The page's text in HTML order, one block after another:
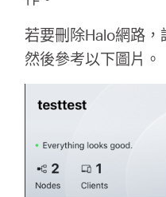
若要刪除Halo網路，
然後參考以下圖片。